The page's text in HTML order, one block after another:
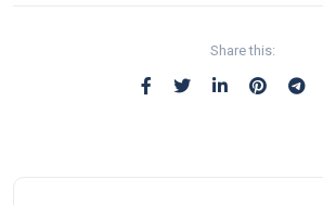
Share this: